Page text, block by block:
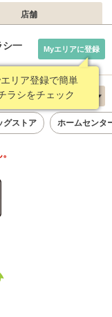
店舗
シ一
リア登録で簡単
ラシをチェック
Myエリアに登録
新着順
グストア ホームセンタ